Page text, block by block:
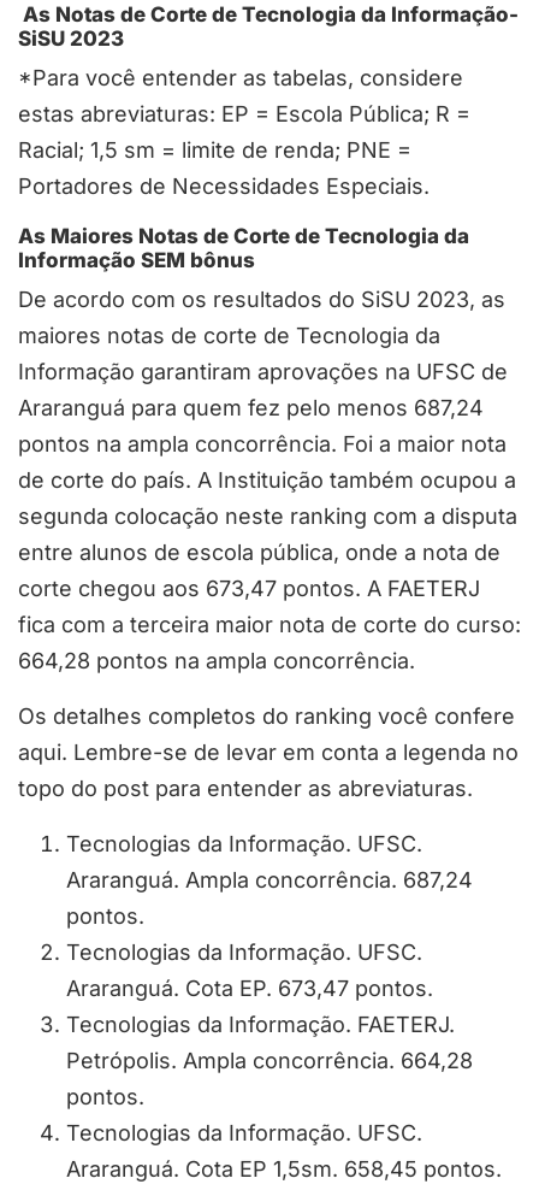
As Notas de Corte de Tecnologia da Informação-
SiSU 2023
*Para você entender as tabelas, considere
estas abreviaturas: EP = Escola Pública; R =
Racial; 1,5 sm = limite de renda; PNE =
Portadores de Necessidades Especiais.
As Maiores Notas de Corte de Tecnologia da
Informação SEM bônus
De acordo com os resultados do SiSU 2023, as
maiores notas de corte de Tecnologia da
Informação garantiram aprovações na UFSC de
Araranguá para quem fez pelo menos 687,24
pontos na ampla concorrência. Foi a maior nota
de corte do país. A Instituição também ocupou a
segunda colocação neste ranking com a disputa
entre alunos de escola pública, onde a nota de
corte chegou aos 673,47 pontos. A FAETERJ
fica com a terceira maior nota de corte do curso:
664,28 pontos na ampla concorrência.
Os detalhes completos do ranking você confere
aqui. Lembre-se de levar em conta a legenda no
topo do post para entender as abreviaturas.
Tecnologias da Informação. UFSC.
Araranguá. Ampla concorrência. 687,24
pontos.
Tecnologias da Informação. UFSC.
Araranguá. Cota EP. 673,47 pontos.
Tecnologias da Informação. FAETERJ.
Petrópolis. Ampla concorrência. 664,28
pontos.
Tecnologias da Informação. UFSC.
Araranguá. Cota EP 1,5sm. 658,45 pontos.